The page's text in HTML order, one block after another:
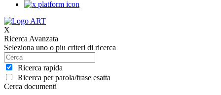
X
Ricerca Avanzata
Seleziona uno o piu criteri di ricerca
Ricerca rapida
Ricerca per parola/frase esatta
Cerca documenti